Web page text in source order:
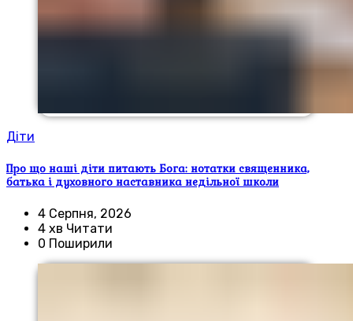
Діти
Про що наші діти питають Бога: нотатки священника,
батька і духовного наставника недільної школи
4 Серпня, 2026
4 хв Читати
0 Поширили